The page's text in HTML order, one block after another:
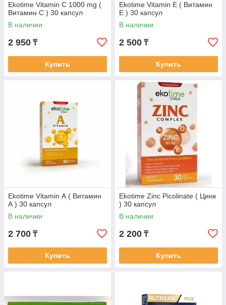
Ekotime Vitamin C 1000 mg (
Витамин C ) 30 капсул
В наличии
2 950 ₸
Купить
Ekotime Vitamin E ( Витамин
Е ) 30 капсул
В наличии
2 500 ₸
Купить
Ekotime Vitamin А ( Витамин
А ) 30 капсул
В наличии
2 700 ₸
Купить
Ekotime Zinc Picolinate ( Цинк
) 30 капсул
В наличии
2 200 ₸
Купить